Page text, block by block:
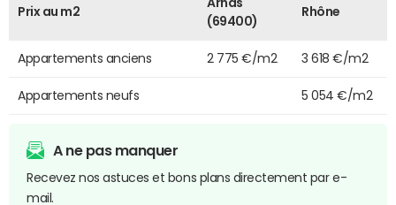
Prix au m2
(69400)
Rhône
Appartements anciens 2 775 €/m2 3 618 €/m2
Appartements neufs 5 054 €/m2
A ne pas manquer
Recevez nos astuces et bons plans directement par e-
mail.